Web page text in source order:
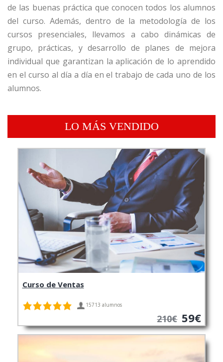
de las buenas práctica que conocen todos los alumnos
del curso. Además, dentro de la metodología de los
cursos presenciales, llevamos a cabo dinámicas de
grupo, prácticas, y desarrollo de planes de mejora
individual que garantizan la aplicación de lo aprendido
en el curso al día a día en el trabajo de cada uno de los
alumnos.
LO MÁS VENDIDO
Curso de Ventas
15713 alumnos
210€ 59€